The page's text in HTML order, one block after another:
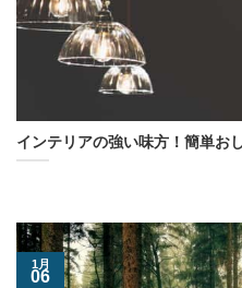
インテリアの強い味方！簡単お
06
1月